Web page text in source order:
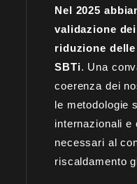
Nel 2025
validazione
riduzione
SBTi. Una
coerenza dei
le metodologie
internazionali e
necessari al
riscaldamento